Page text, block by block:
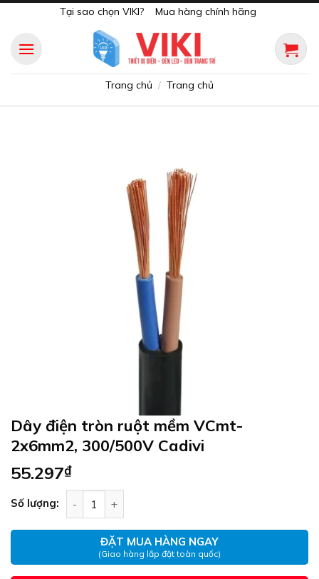
content
Tại sao chọn VIKI? Mua hàng chính hãng
Trang chủ / Trang chủ
Dây điện tròn ruột mềm VCmt-
2x6mm2, 300/500V Cadivi
55.297₫
Số lượng:
ĐẶT MUA HÀNG NGAY
(Giao hàng lắp đặt toàn quốc)